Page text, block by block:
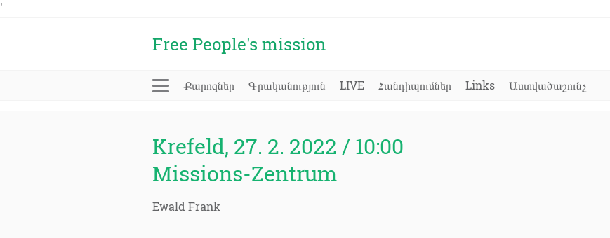
'
Free People's mission
Քարոզներ Գրականություն LIVE Հանդիպումներ Links Աստվածաշունչ
Krefeld, 27. 2. 2022 / 10:00
Missions-Zentrum
Ewald Frank